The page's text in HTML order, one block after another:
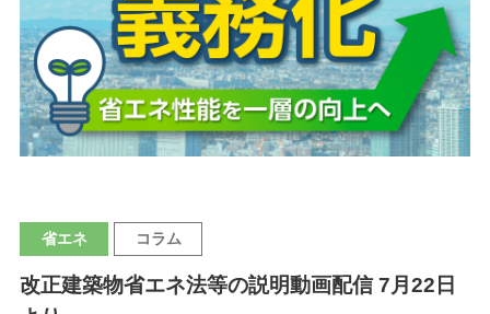
省エネ コラム
改正建築物省エネ法等の説明動画配信 7月22日